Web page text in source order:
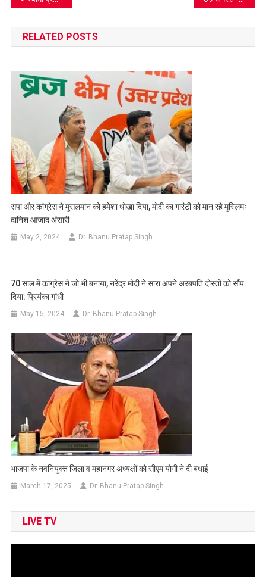
navigation
RELATED POSTS
सपा और कांग्रेस ने मुसलमान को हमेशा धोखा दिया, मोदी का गारंटी को मान रहे मुस्लिमः
दानिश आजाद अंसारी
May 2, 2024 Dr. Bhanu Pratap Singh
70 साल में कांग्रेस ने जो भी बनाया, नरेंद्र मोदी ने सारा अपने अरबपति दोस्तों को सौंप
दिया: प्रियंका गांधी
May 15, 2024 Dr. Bhanu Pratap Singh
भाजपा के नवनियुक्त जिला व महानगर अध्यक्षों को सीएम योगी ने दी बधाई
March 17, 2025 Dr. Bhanu Pratap Singh
LIVE TV